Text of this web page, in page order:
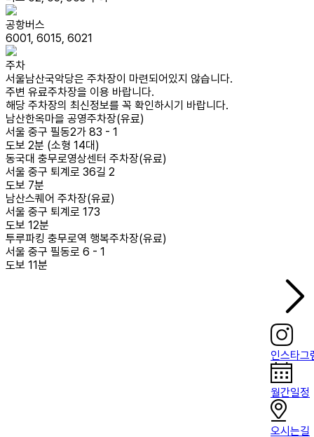
공항버스
6001, 6015, 6021
주차
서울남산국악당은 주차장이 마련되어있지 않습니다.
주변 유료주차장을 이용 바랍니다.
해당 주차장의 최신정보를 꼭 확인하시기 바랍니다.
남산한옥마을 공영주차장(유료)
서울 중구 필동2가 83 - 1
도보 2분 (소형 14대)
동국대 충무로영상센터 주차장(유료)
서울 중구 퇴계로 36길 2
도보 7분
남산스퀘어 주차장(유료)
서울 중구 퇴계로 173
도보 12분
투루파킹 충무로역 행복주차장(유료)
서울 중구 필동로 6 - 1
도보 11분
인스타그
월간일정
오시는길